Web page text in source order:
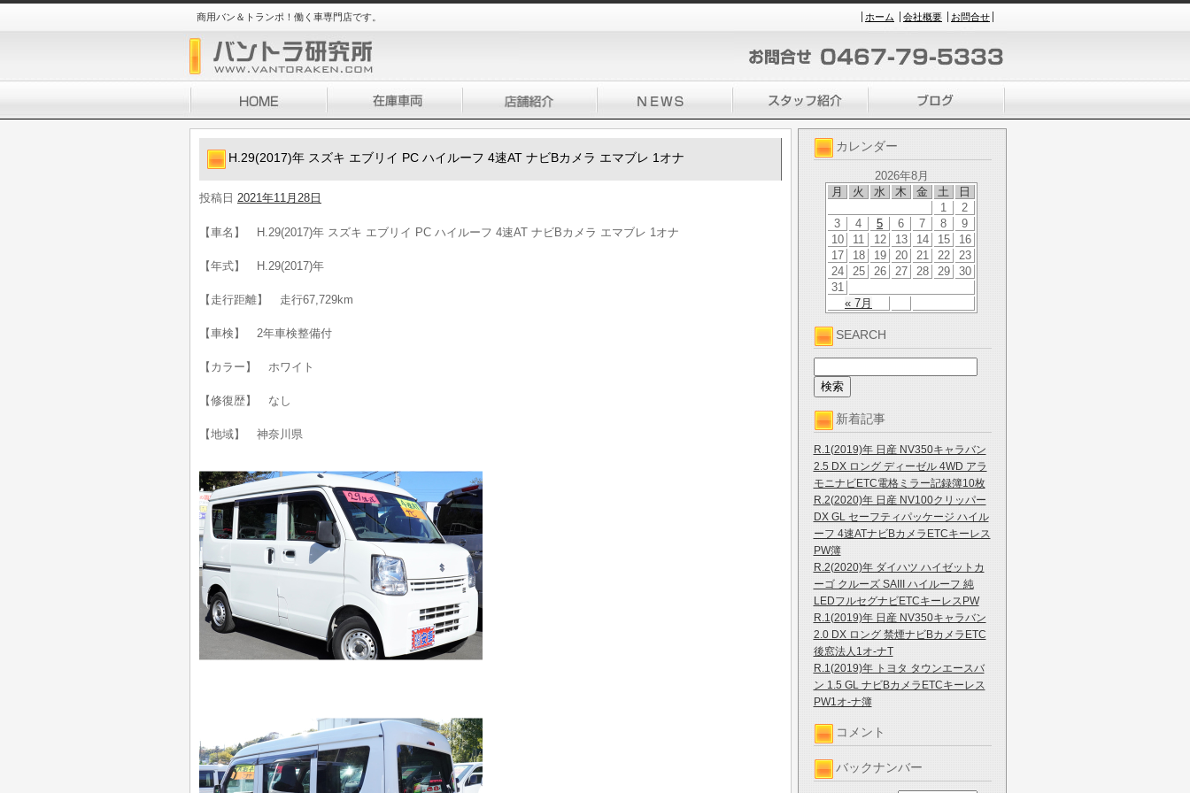
商用バン＆トランポ！働く車専門店です。 ホーム 会社概要 お問合せ
カレンダー
2026年8月
月
火 水 木 金 土 日
« 7月
1
2
3
4 5 6 7 8
9
10
11 12 13 14 15
16
17
18 19 20 21 22
23
24
25 26 27 28 29
30
31
SEARCH
新着記事
R.1(2019)年 日産 NV350キャラバン
2.5 DX ロング ディーゼル 4WD アラ
モニナビETC電格ミラー記録簿10枚
R.2(2020)年 日産 NV100クリッパー
DX GL セーフティパッケージ ハイル
ーフ 4速ATナビBカメラETCキーレス
PW簿
R.2(2020)年 ダイハツ ハイゼットカ
ーゴ クルーズ SAIII ハイルーフ 純
LEDフルセグナビETCキーレスPW
R.1(2019)年 日産 NV350キャラバン
2.0 DX ロング 禁煙ナビBカメラETC
後窓法人1オ-ナT
R.1(2019)年 トヨタ タウンエースバ
ン 1.5 GL ナビBカメラETCキーレス
PW1オ-ナ簿
コメント
バックナンバー
H.29(2017)年 スズキ エブリイ PC ハイルーフ 4速AT ナビBカメラ エマブレ 1オナ
投稿日 2021年11月28日
【車名】 H.29(2017)年 スズキ エブリイ PC ハイルーフ 4速AT ナビBカメラ エマブレ 1オナ
【年式】 H.29(2017)年
【走行距離】 走行67,729km
【車検】 2年車検整備付
【カラー】 ホワイト
【修復歴】 なし
【地域】 神奈川県